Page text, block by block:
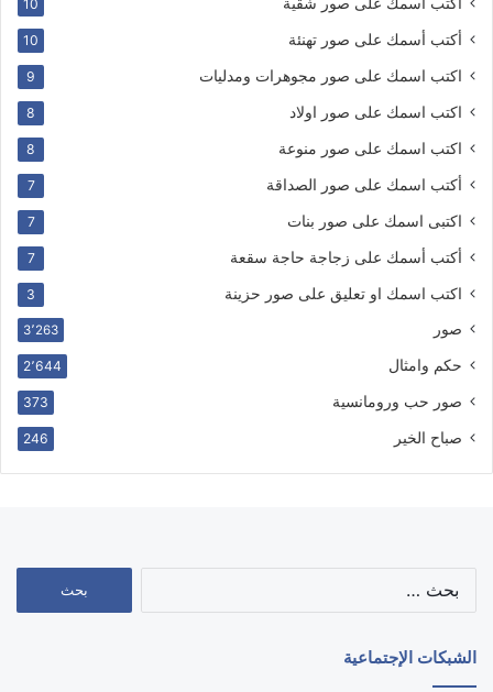
10
أكتب أسمك على صور تهنئة 10
اكتب اسمك على صور مجوهرات ومدليات 9
اكتب اسمك على صور اولاد 8
اكتب اسمك على صور منوعة 8
أكتب اسمك على صور الصداقة 7
اكتبى اسمك على صور بنات 7
أكتب أسمك على زجاجة حاجة سقعة 7
اكتب اسمك او تعليق على صور حزينة 3
صور 3٬263
حكم وامثال 2٬644
صور حب ورومانسية 373
صباح الخير 246
الشبكات الإجتماعية